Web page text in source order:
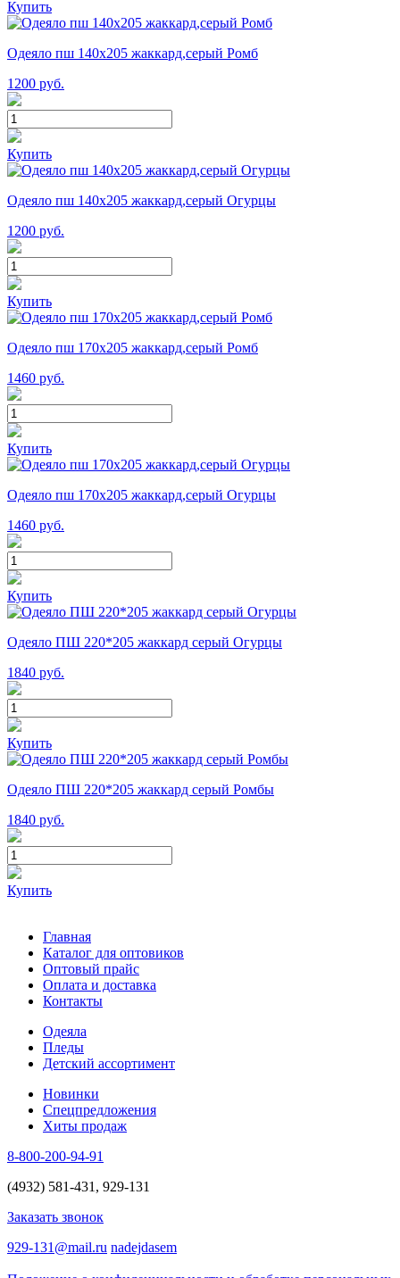
Купить
Одеяло пш 140х205 жаккард,серый Ромб
1200 руб.
Купить
Одеяло пш 140х205 жаккард,серый Огурцы
1200 руб.
Купить
Одеяло пш 170х205 жаккард,серый Ромб
1460 руб.
Купить
Одеяло пш 170х205 жаккард,серый Огурцы
1460 руб.
Купить
Одеяло ПШ 220*205 жаккард серый Огурцы
1840 руб.
Купить
Одеяло ПШ 220*205 жаккард серый Ромбы
1840 руб.
Купить
Главная
Каталог для оптовиков
Оптовый прайс
Оплата и доставка
Контакты
Одеяла
Пледы
Детский ассортимент
Новинки
Спецпредложения
Хиты продаж
8-800-200-94-91
(4932) 581-431, 929-131
Заказать звонок
929-131@mail.ru nadejdasem